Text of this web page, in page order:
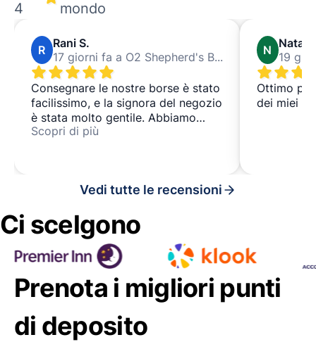
4
mondo
R Rani S.
17 giorni fa a O2 Shepherd's Bush Empire
Consegnare le nostre borse è stato
facilissimo, e la signora del negozio
è stata molto gentile. Abbiamo
avuto un'esperienza sicura e
Scopri di più
N
Ottimo
dei miei
Vedi tutte le recensioni
Ci scelgono
Prenota i migliori punti
di deposito